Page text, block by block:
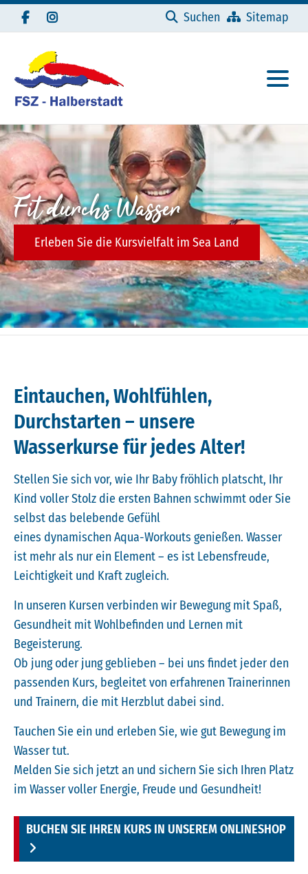
Navigation überspringen
Suchen
Sitemap
Fit durchs Wasser
Erleben Sie die Kursvielfalt im Sea Land
Eintauchen, Wohlfühlen,
Durchstarten – unsere
Wasserkurse für jedes Alter!
Stellen Sie sich vor, wie Ihr Baby fröhlich platscht, Ihr
Kind voller Stolz die ersten Bahnen schwimmt oder Sie
selbst das belebende Gefühl
eines dynamischen Aqua-Workouts genießen. Wasser
ist mehr als nur ein Element – es ist Lebensfreude,
Leichtigkeit und Kraft zugleich.
In unseren Kursen verbinden wir Bewegung mit Spaß,
Gesundheit mit Wohlbefinden und Lernen mit
Begeisterung.
Ob jung oder jung geblieben – bei uns findet jeder den
passenden Kurs, begleitet von erfahrenen Trainerinnen
und Trainern, die mit Herzblut dabei sind.
Tauchen Sie ein und erleben Sie, wie gut Bewegung im
Wasser tut.
Melden Sie sich jetzt an und sichern Sie sich Ihren Platz
im Wasser voller Energie, Freude und Gesundheit!
BUCHEN SIE IHREN KURS IN UNSEREM ONLINESHOP